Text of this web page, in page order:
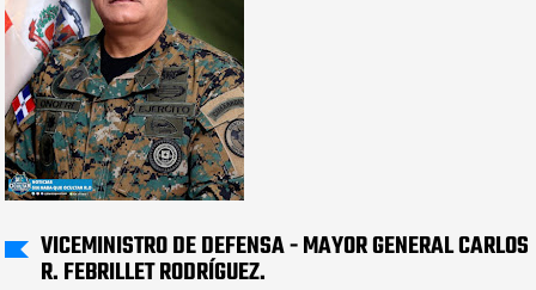
VICEMINISTRO DE DEFENSA - MAYOR GENERAL CARLOS
R. FEBRILLET RODRÍGUEZ.